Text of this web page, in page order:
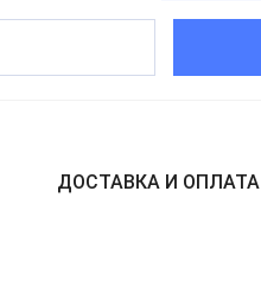
ДОСТАВКА И ОПЛАТА